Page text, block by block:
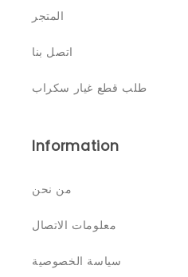
المتجر
اتصل بنا
طلب قطع غيار سكراب
Information
من نحن
معلومات الاتصال
سياسة الخصوصية